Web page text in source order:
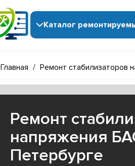
Каталог
Главная / Ремонт стабилизаторов
Ремонт
напряжения
Петербурге